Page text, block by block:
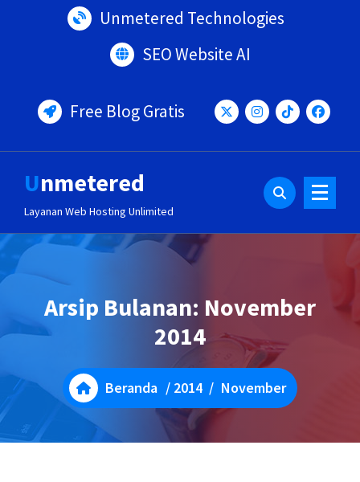
Unmetered Technologies
SEO Website AI
Free Blog Gratis
Unmetered
Layanan Web Hosting Unlimited
Arsip Bulanan: November
2014
Beranda / 2014/ November